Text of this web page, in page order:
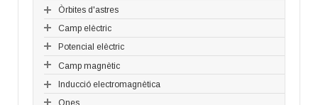
Òrbites d'astres
Camp elèctric
Potencial elèctric
Camp magnètic
Inducció electromagnètica
Ones